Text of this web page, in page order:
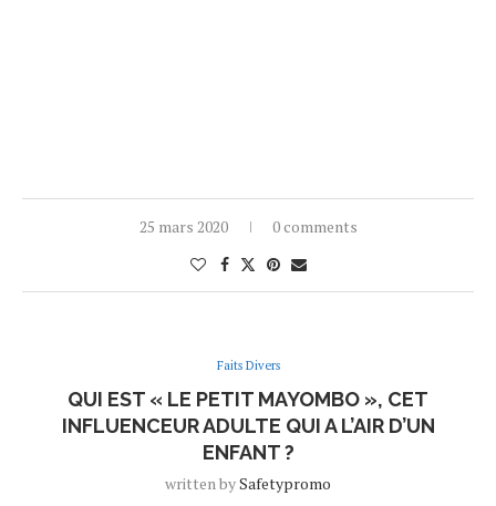
25 mars 2020 0 comments
Faits Divers
QUI EST « LE PETIT MAYOMBO », CET
INFLUENCEUR ADULTE QUI A L’AIR D’UN
ENFANT ?
written bySafetypromo